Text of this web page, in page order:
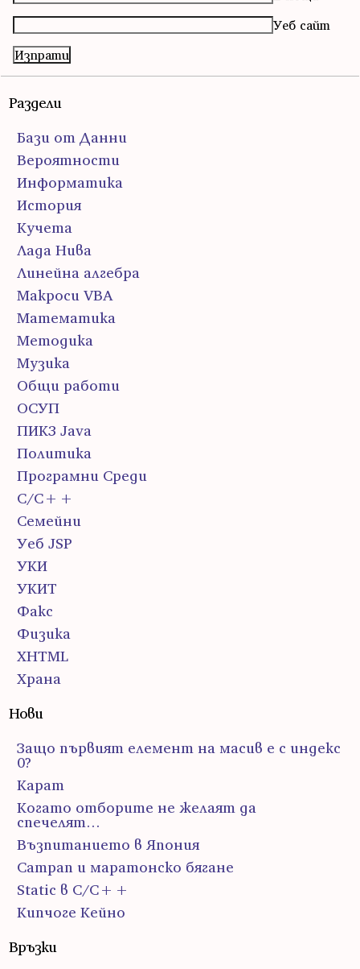
Уеб сайт
Раздели
Бази от Данни
Вероятности
Информатика
История
Кучета
Лада Нива
Линейна алгебра
Макроси VBA
Математика
Методика
Музика
Общи работи
ОСУП
ПИК3 Java
Политика
Програмни Среди
С/С++
Семейни
Уеб JSP
УКИ
УКИТ
Факс
Физика
ХHTML
Храна
Нови
Защо първият елемент на масив е с индекс
0?
Карат
Когато отборите не желаят да
спечелят…
Възпитанието в Япония
Сатрап и маратонско бягане
Static в C/C++
Кипчоге Кейно
Връзки